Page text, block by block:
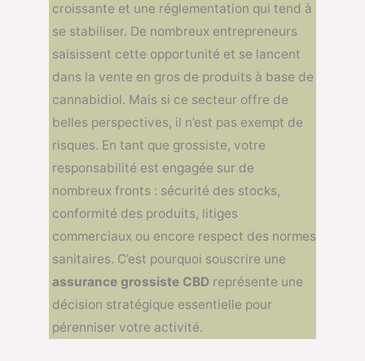
croissante et une réglementation qui tend à
se stabiliser. De nombreux entrepreneurs
saisissent cette opportunité et se lancent
dans la vente en gros de produits à base de
cannabidiol. Mais si ce secteur offre de
belles perspectives, il n’est pas exempt de
risques. En tant que grossiste, votre
responsabilité est engagée sur de
nombreux fronts : sécurité des stocks,
conformité des produits, litiges
commerciaux ou encore respect des normes
sanitaires. C’est pourquoi souscrire une
assurance grossiste CBD représente une
décision stratégique essentielle pour
pérenniser votre activité.